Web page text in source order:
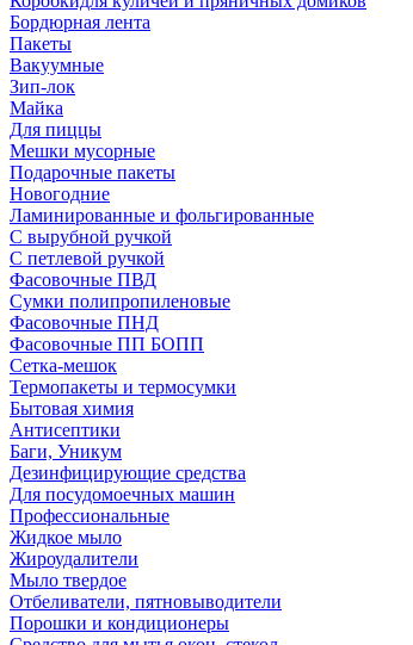
Бордюрная лента
Пакеты
Вакуумные
Зип-лок
Майка
Для пиццы
Мешки мусорные
Подарочные пакеты
Новогодние
Ламинированные и фольгированные
С вырубной ручкой
С петлевой ручкой
Фасовочные ПВД
Сумки полипропиленовые
Фасовочные ПНД
Фасовочные ПП БОПП
Сетка-мешок
Термопакеты и термосумки
Бытовая химия
Антисептики
Баги, Уникум
Дезинфицирующие средства
Для посудомоечных машин
Профессиональные
Жидкое мыло
Жироудалители
Мыло твердое
Отбеливатели, пятновыводители
Порошки и кондиционеры